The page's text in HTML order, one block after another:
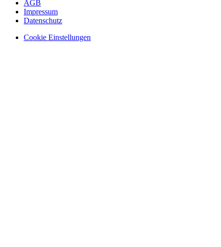
AGB
Impressum
Datenschutz
Cookie Einstellungen